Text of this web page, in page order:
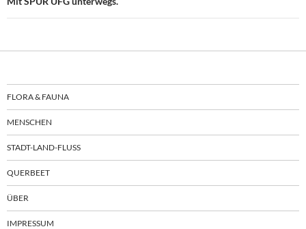
FLORA & FAUNA
MENSCHEN
STADT-LAND-FLUSS
QUERBEET
ÜBER
IMPRESSUM